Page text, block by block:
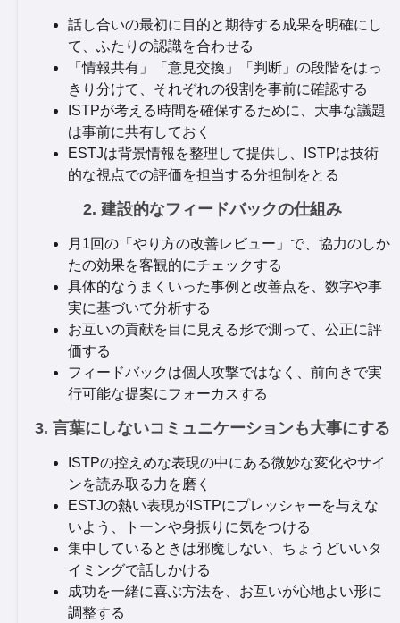
話し合いの最初に目的と期待する成果を明確にし
て、ふたりの認識を合わせる
「情報共有」「意見交換」「判断」の段階をはっ
きり分けて、それぞれの役割を事前に確認する
ISTPが考える時間を確保するために、大事な議題
は事前に共有しておく
ESTJは背景情報を整理して提供し、ISTPは技術
的な視点での評価を担当する分担制をとる
2. 建設的なフィードバックの仕組み
月1回の「やり方の改善レビュー」で、協力のしか
たの効果を客観的にチェックする
具体的なうまくいった事例と改善点を、数字や事
実に基づいて分析する
お互いの貢献を目に見える形で測って、公正に評
価する
フィードバックは個人攻撃ではなく、前向きで実
行可能な提案にフォーカスする
3. 言葉にしないコミュニケーションも大事にする
ISTPの控えめな表現の中にある微妙な変化やサイ
ンを読み取る力を磨く
ESTJの熱い表現がISTPにプレッシャーを与えな
いよう、トーンや身振りに気をつける
集中しているときは邪魔しない、ちょうどいいタ
イミングで話しかける
成功を一緒に喜ぶ方法を、お互いが心地よい形に
調整する